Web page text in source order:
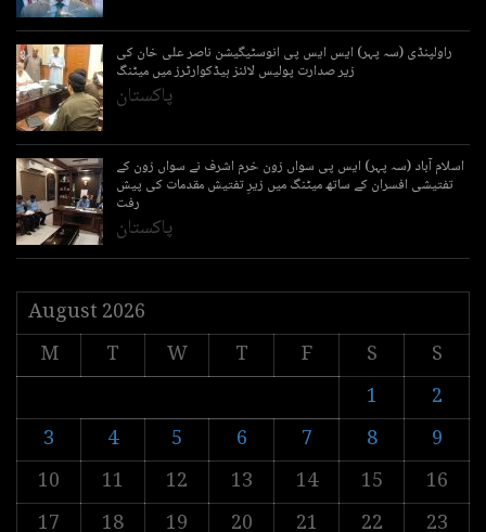
راولپنڈی (سہ پہر) ایس ایس پی انوسٹیگیشن ناصر علی خان کی
زیر صدارت پولیس لائنز ہیڈکوارٹرز میں میٹنگ
پاکستان
اسلام آباد (سہ پہر) ایس پی سواں زون خرم اشرف نے سواں زون کے
تفتیشی افسران کے ساتھ میٹنگ میں زیرِ تفتیش مقدمات کی پیش
رفت
پاکستان
August 2026
M
T W T F S
S
1
2
3
4 5 6 7 8
9
10
11 12 13 14 15
16
17
18 19 20 21 22 23